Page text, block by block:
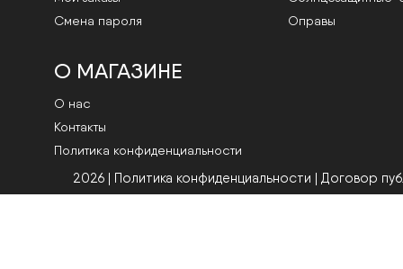
Смена пароля
Оправы
О МАГАЗИНЕ
О нас
Контакты
Политика конфиденциальности
2026 | Политика конфиденциальности | Договор